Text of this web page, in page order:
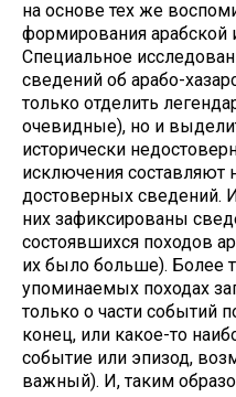
на основе тех же
формирования арабской
Специальное
сведений об арабо-
только отделить
очевидные), но и
исторически
исключения составляют
достоверных сведений.
них зафиксированы
состоявшихся походов
их было больше). Более
упоминаемых походах
только о части событий
конец, или какое-то
событие или эпизод,
важный). И, таким